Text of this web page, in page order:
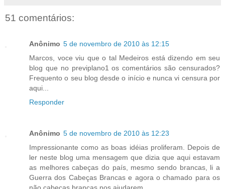
51 comentários:
Anônimo 5 de novembro de 2010 às 12:15
Marcos, voce viu que o tal Medeiros está dizendo em seu
blog que no previplano1 os comentários são censurados?
Frequento o seu blog desde o início e nunca vi censura por
aqui...
Responder
Anônimo 5 de novembro de 2010 às 12:23
Impressionante como as boas idéias proliferam. Depois de
ler neste blog uma mensagem que dizia que aqui estavam
as melhores cabeças do país, mesmo sendo brancas, li a
Guerra dos Cabeças Brancas e agora o chamado para os